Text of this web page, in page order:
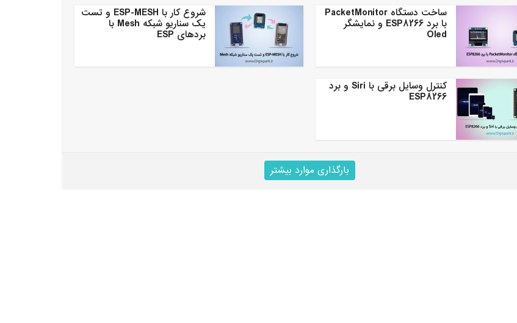
ساخت دستگاه PacketMonitor
با برد ESP8266 و نمایشگر
Oled
شروع کار با ESP-MESH و تست
یک سناریو شبکه Mesh با
بردهای ESP
کنترل وسایل برقی با Siri و برد
ESP8266
بارگذاری موارد بیشتر